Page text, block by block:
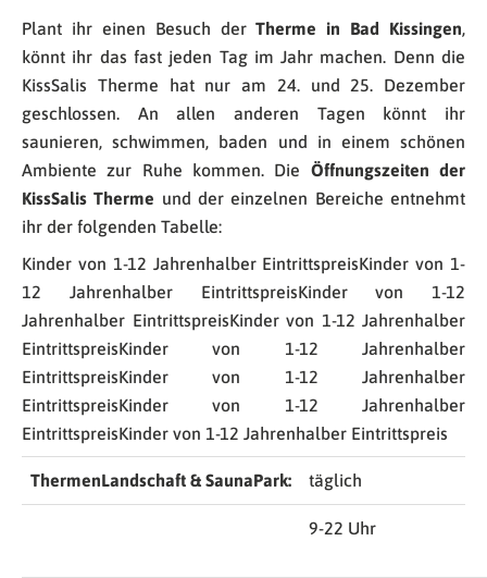
Plant ihr einen Besuch derTherme in Bad Kissingen,
könnt ihr das fast jeden Tag im Jahr machen. Denn die
KissSalis Therme hat nur am 24. und 25. Dezember
geschlossen. An allen anderen Tagen könnt ihr
saunieren, schwimmen, baden und in einem schönen
Ambiente zur Ruhe kommen. Die Öffnungszeiten der
KissSalis Therme und der einzelnen Bereiche entnehmt
ihr der folgenden Tabelle:
Kinder von 1-12 Jahrenhalber EintrittspreisKinder von 1-
12 Jahrenhalber EintrittspreisKinder von 1-12
Jahrenhalber EintrittspreisKinder von 1-12 Jahrenhalber
EintrittspreisKinder von 1-12 Jahrenhalber
EintrittspreisKinder von 1-12 Jahrenhalber
EintrittspreisKinder von 1-12 Jahrenhalber
EintrittspreisKinder von 1-12 Jahrenhalber Eintrittspreis
ThermenLandschaft & SaunaPark: täglich
9-22 Uhr